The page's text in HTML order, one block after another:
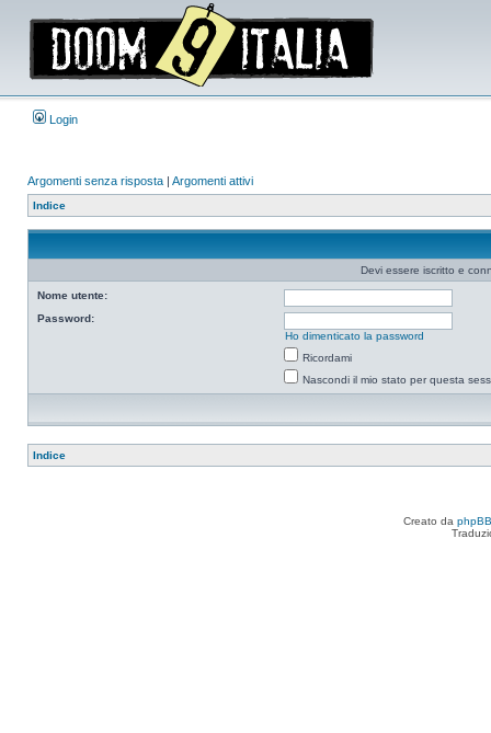
Login
Argomenti senza risposta | Argomenti attivi
Indice
Devi essere iscritto e
Nome utente:
Password:
Ho dimenticato la password
Ricordami
Nascondi il mio stato per questa
Indice
Creato da phpBB